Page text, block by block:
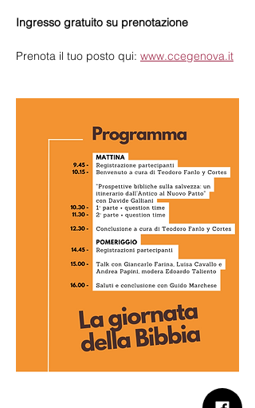
Ingresso gratuito su prenotazione
Prenota il tuo posto qui: www.ccegenova.it